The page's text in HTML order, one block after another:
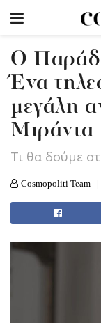
Ο
Ένα
μεγάλη
Μιράντα
Tι θα δούμε
Cosmopoliti Team